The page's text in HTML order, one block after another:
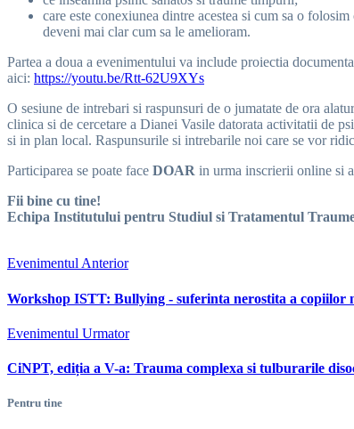
care este conexiunea dintre acestea si cum sa o
deveni mai clar cum sa le amelioram.
Partea a doua a evenimentului va include proiectia
aici: https://youtu.be/Rtt-62U9XYs
O sesiune de intrebari si raspunsuri de o jumatate de ora
clinica si de cercetare a Dianei Vasile datorata activitatii de
si in plan local. Raspunsurile si intrebarile noi care se vor
Participarea se poate face DOAR in urma inscrierii online si
Fii bine cu tine!
Echipa Institutului pentru Studiul si Tratamentul
Evenimentul Anterior
Workshop ISTT: Bullying - suferinta nerostita a copiilor
Evenimentul Urmator
CiNPT, ediția a V-a: Trauma complexa si tulburarile
Pentru tine